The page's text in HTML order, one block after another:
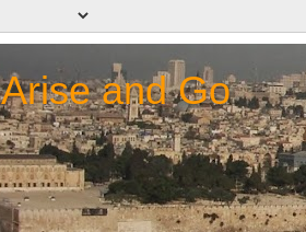
Arise and Go